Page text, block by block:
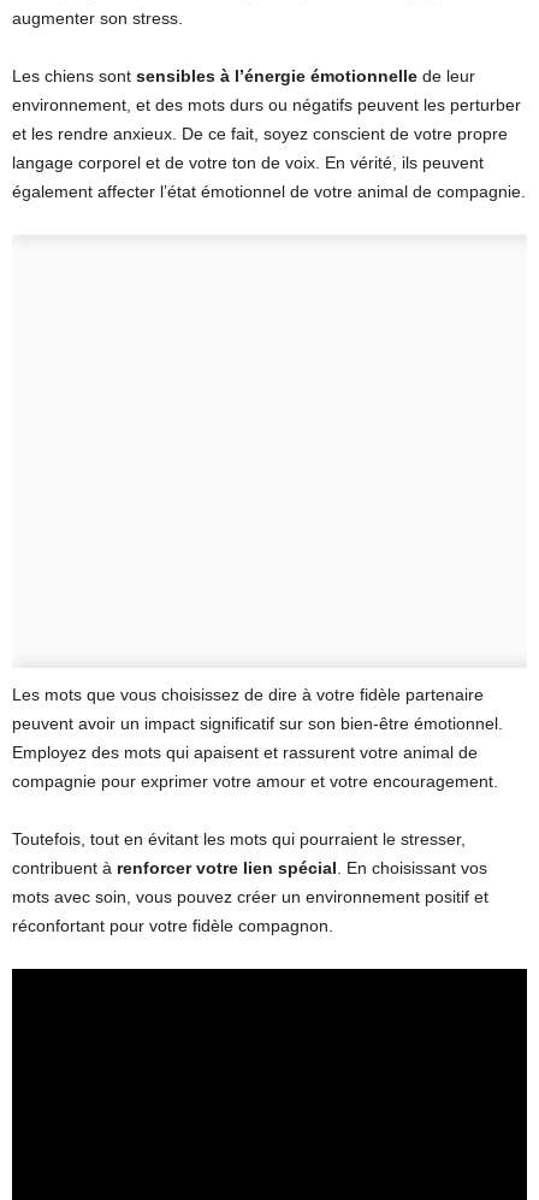
augmenter son stress.
Les chiens sont sensibles à l’énergie émotionnelle de leur
environnement, et des mots durs ou négatifs peuvent les perturber
et les rendre anxieux. De ce fait, soyez conscient de votre propre
langage corporel et de votre ton de voix. En vérité, ils peuvent
également affecter l’état émotionnel de votre animal de compagnie.
Les mots que vous choisissez de dire à votre fidèle partenaire
peuvent avoir un impact significatif sur son bien-être émotionnel.
Employez des mots qui apaisent et rassurent votre animal de
compagnie pour exprimer votre amour et votre encouragement.
Toutefois, tout en évitant les mots qui pourraient le stresser,
contribuent à renforcer votre lien spécial . En choisissant vos
mots avec soin, vous pouvez créer un environnement positif et
réconfortant pour votre fidèle compagnon.